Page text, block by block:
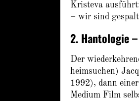
Kristeva
– wir sind
2. Hantologie
Der
heimsuchen)
1992), dann
Medium Film